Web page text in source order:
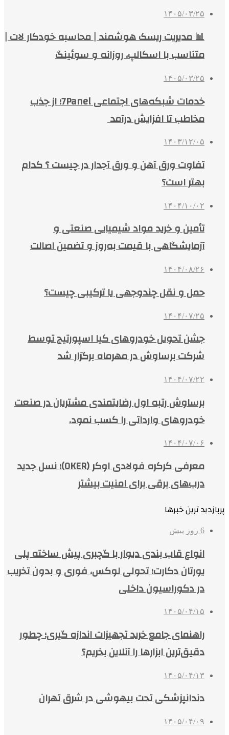
۱۴۰۵/۰۳/۲۵
📊 مدیریت ریسک هوشمند | محاسبه خودکار لات |
متناسب با اسکالپ، روزانه و سوئینگ
۱۴۰۵/۰۳/۲۵
خدمات شبکه‌های اجتماعی 7Panel؛ از جذب
مخاطب تا افزایش درآمد
۱۴۰۳/۱۲/۰۵
تفاوت ورق آهن و ورق آجدار در چیست ؟ کدام
بهتر است؟
۱۴۰۴/۱۰/۰۲
تأمین و خرید مواد شیمیایی صنعتی و
آزمایشگاهی با قیمت به‌روز و تضمین اصالت
۱۴۰۴/۰۸/۲۶
حمل و نقل چندوجهی یا ترکیبی چیست؟
۱۴۰۴/۰۷/۲۵
جشن تحویل خودروهای کیا اسپورتیج توسط
شرکت برساوش در مهرماه برگزار شد
۱۴۰۴/۰۷/۲۲
برساوش رتبه اول رضایتمندی مشتریان در صنعت
خودروهای وارداتی را کسب نمود.
۱۴۰۴/۰۷/۰۶
معرفی کرکره فولادی اوکر (OKER)؛ نسل جدید
درب‌های برقی برای امنیت بیشتر
پربازدید ترین خبرها
6 روز پیش
انواع قاب بندی دیوار با گچبری پیش ساخته پلی
یورتان دکارت؛ تحولی لوکس، فوری و بدون تخریب
در دکوراسیون داخلی
۱۴۰۵/۰۴/۱۵
راهنمای جامع خرید تجهیزات اندازه گیری؛ چطور
دقیق‌ترین ابزارها را آنلاین بخریم؟
۱۴۰۵/۰۴/۱۳
دندانپزشکی تحت بیهوشی در شرق تهران
۱۴۰۵/۰۴/۰۹